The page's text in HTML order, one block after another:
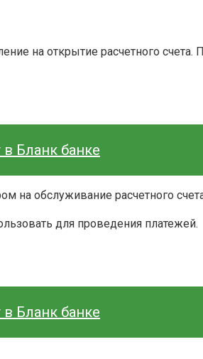
на открытие расчетного
Бланк банке
на обслуживание расчетного
для проведения платежей.
Бланк банке